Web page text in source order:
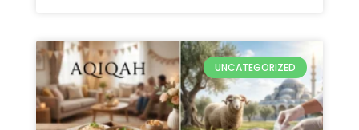
UNCATEGORIZED